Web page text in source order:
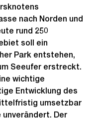
nach Norden und
rund 250
soll ein
Park entstehen,
Seeufer erstreckt.
wichtige
Entwicklung des
umsetzbar
unverändert. Der